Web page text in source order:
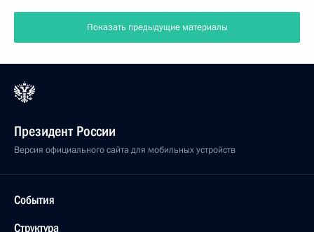
Показать предыдущие материалы
Президент России
Версия официального сайта для мобильных устройств
События
Структура